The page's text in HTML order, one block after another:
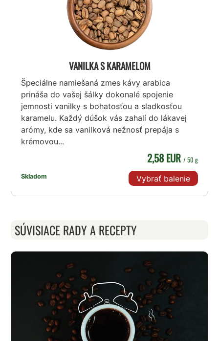
VANILKA S KARAMELOM
Špeciálne namiešaná zmes kávy arabica
prináša do vašej šálky dokonalé spojenie
jemnosti vanilky s bohatosťou a sladkosťou
karamelu. Každý dúšok vás zahalí do lákavej
arómy, kde sa vanilková nežnosť prepája s
krémovou...
Skladom
2,58 EUR / 50 g
Vybrať balenie
SÚVISIACE RADY A RECEPTY